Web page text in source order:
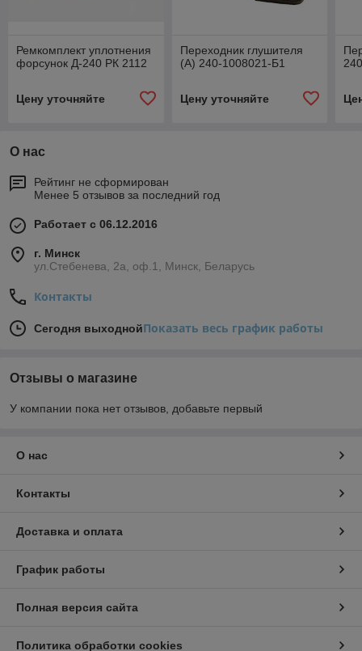
Ремкомплект уплотнения
форсунок Д-240 РК 2112
Цену уточняйте
Переходник глушителя
(А) 240-1008021-Б1
Цену уточняйте
О нас
Рейтинг не сформирован
Менее 5 отзывов за последний год
Работает с 06.12.2016
г. Минск
ул.Стебенева, 2а, оф.1, Минск, Беларусь
Контакты
Сегодня выходнойПоказать весь график работы
Отзывы о магазине
У компании пока нет отзывов, добавьте первый
О нас
Контакты
Доставка и оплата
График работы
Полная версия сайта
Политика обработки cookies